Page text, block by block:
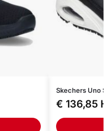
Skechers Uno
€ 136,85